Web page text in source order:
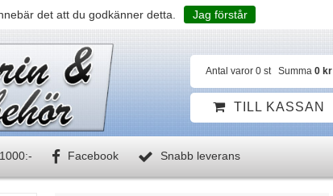
det att du godkänner detta. Jag förstår
Antal varor 0 st Summa 0 kr
TILL KASSAN
Facebook Snabb leverans